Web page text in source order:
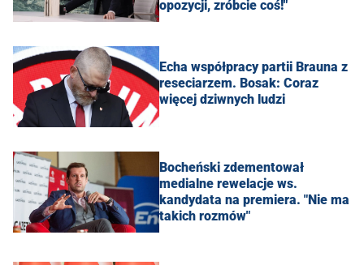
opozycji, zróbcie coś!"
Echa współpracy partii Brauna z
reseciarzem. Bosak: Coraz
więcej dziwnych ludzi
Bocheński zdementował
medialne rewelacje ws.
kandydata na premiera. "Nie ma
takich rozmów"